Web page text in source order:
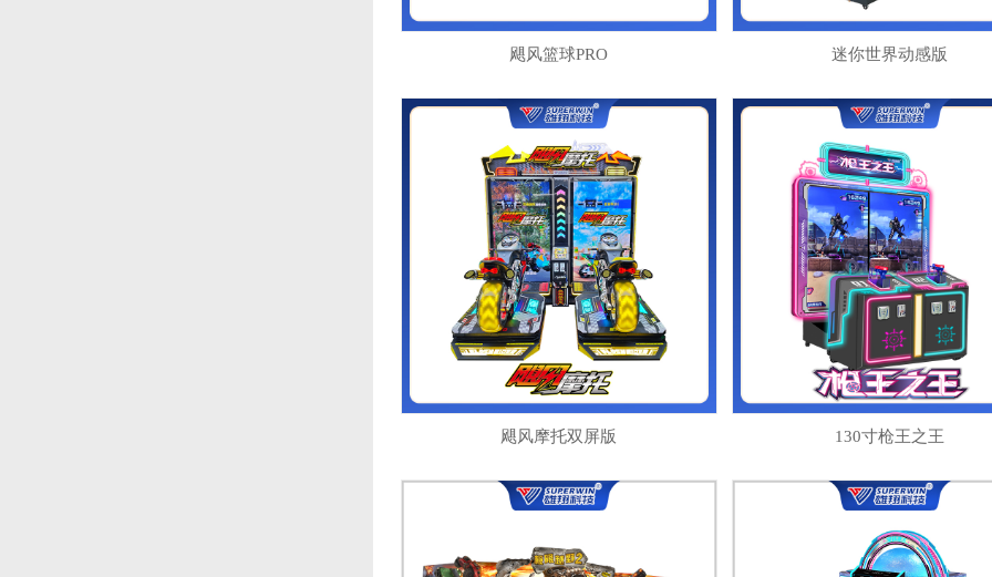
飓风篮球PRO 迷你世界动感版
飓风摩托双屏版 130寸枪王之王